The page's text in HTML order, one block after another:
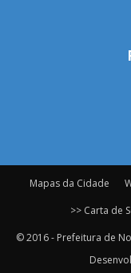
Mapas da Cidade
>> Carta de
© 2016 - Prefeitura de